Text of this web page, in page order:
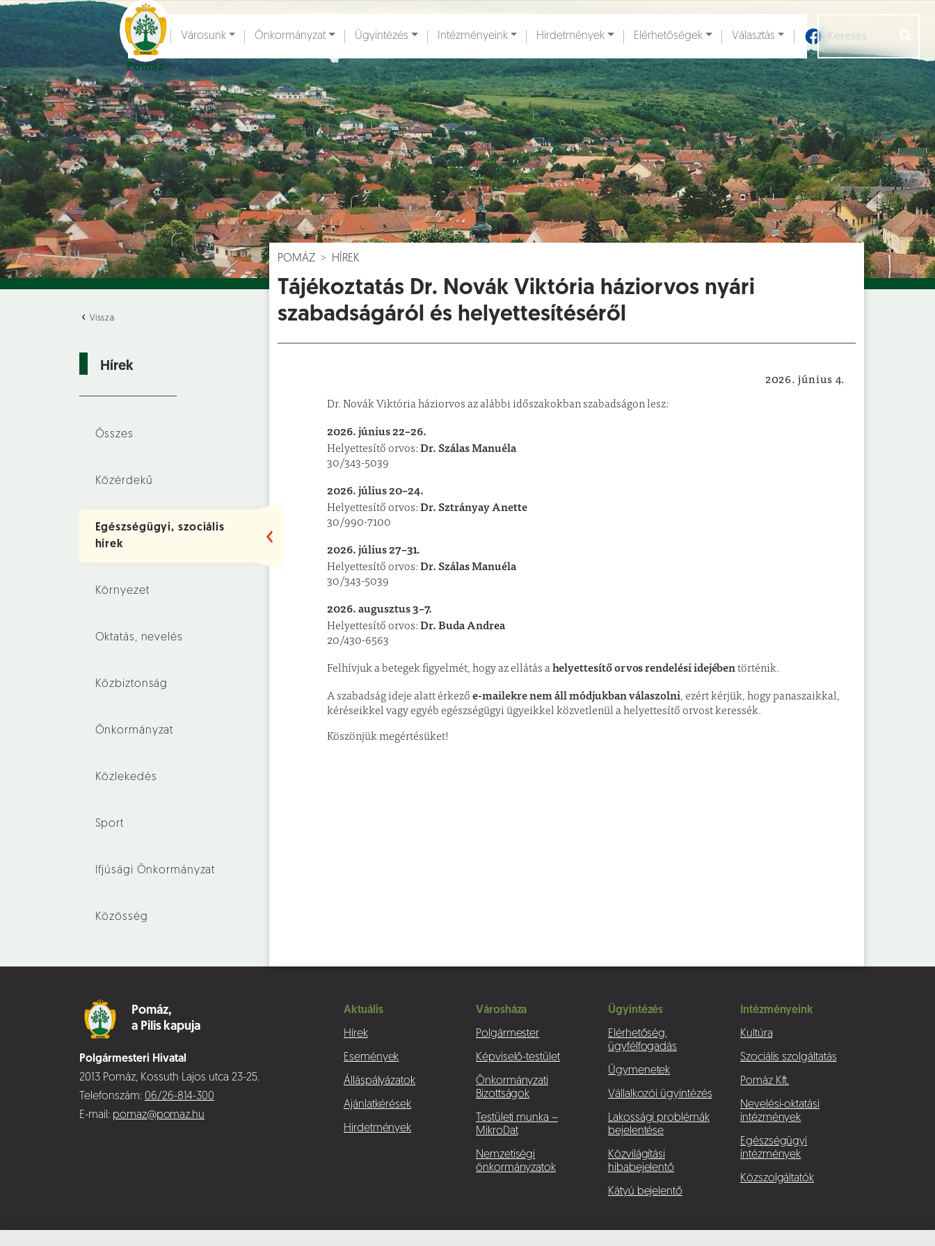
Pomáz
Ugrás a fő tartalomhoz
Városunk Önkormányzat Ügyintézés Intézményeink Hirdetmények Elérhetőségek Választás
Vissza
Hírek
Összes
Közérdekű
Egészségügyi, szociális
hírek
Környezet
Oktatás, nevelés
Közbiztonság
Önkormányzat
Közlekedés
Sport
Ifjúsági Önkormányzat
Közösség
POMÁZ HÍREK
Tájékoztatás Dr. Novák Viktória háziorvos nyári
szabadságáról és helyettesítéséről
Egészségügyi, szociális hírek
2026. június 4.
Dr. Novák Viktória háziorvos az alábbi időszakokban szabadságon lesz:
2026. június 22–26.
Helyettesítő orvos:Dr. Szálas Manuéla
30/343-5039
2026. július 20–24.
Helyettesítő orvos:Dr. Sztrányay Anette
30/990-7100
2026. július 27–31.
Helyettesítő orvos:Dr. Szálas Manuéla
30/343-5039
2026. augusztus 3–7.
Helyettesítő orvos:Dr. Buda Andrea
20/430-6563
Felhívjuk a betegek figyelmét, hogy az ellátás ahelyettesítő orvos rendelési idejében történik.
A szabadság ideje alatt érkezőe-mailekre nem áll módjukban válaszolni, ezért kérjük, hogy panaszaikkal,
kéréseikkel vagy egyéb egészségügyi ügyeikkel közvetlenül a helyettesítő orvost keressék.
Köszönjük megértésüket!
Pomáz,
a Pilis kapuja
Polgármesteri Hivatal
2013 Pomáz, Kossuth Lajos utca 23-25.
Telefonszám: 06/26-814-300
E-mail: pomaz@pomaz.hu
Aktuális
Hírek
Események
Álláspályázatok
Ajánlatkérések
Hirdetmények
Városháza
Polgármester
Képviselő-testület
Önkormányzati
Bizottságok
Testületi munka –
MikroDat
Nemzetiségi
önkormányzatok
Ügyintézés
Elérhetőség,
ügyfélfogadás
Ügymenetek
Vállalkozói ügyintézés
Lakossági problémák
bejelentése
Közvilágítási
hibabejelentő
Kátyú bejelentő
Intézményeink
Kultúra
Szociális szolgáltatás
Pomáz Kft.
Nevelési-oktatási
intézmények
Egészségügyi
intézmények
Közszolgáltatók
Hírek [] Események [ ] Dokumentumok [] Aloldalak []